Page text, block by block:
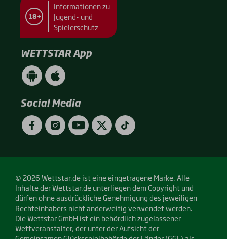
18+
Informationen zu
Jugend- und
Spielerschutz
WETTSTAR App
WETTSTAR
App
(Android
/
Google
Play)
WETTSTAR
App
(Apple
/
App
Store)
Social Media
FacebookInstagramYouTubeTwitterTikTok
© 2026 Wettstar.de ist eine eingetragene Marke. Alle
Inhalte der Wettstar.de unterliegen dem Copyright und
dürfen ohne ausdrückliche Genehmigung des jeweiligen
Rechteinhabers nicht anderweitig verwendet werden.
Die Wettstar GmbH ist ein behördlich zugelassener
Wettveranstalter, der unter der Aufsicht der